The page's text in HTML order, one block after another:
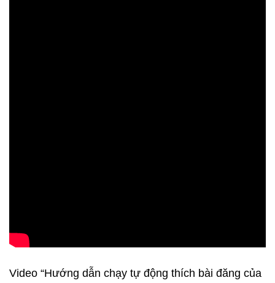
Video “Hướng dẫn chạy tự động thích bài đăng của